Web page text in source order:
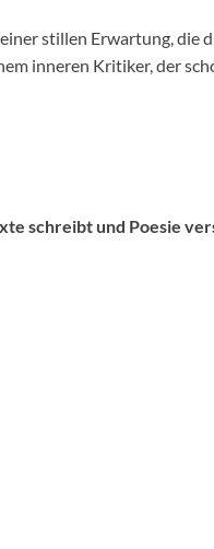
stillen Erwartung, die
inneren Kritiker, der
schreibt und Poesie